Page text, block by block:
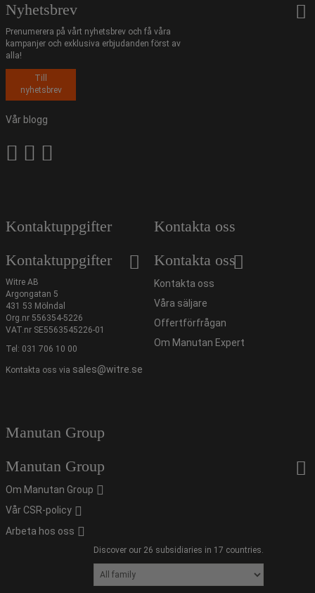
Nyhetsbrev
Prenumerera på vårt nyhetsbrev och få våra
kampanjer och exklusiva erbjudanden först av
alla!
Till
nyhetsbrev
Vår blogg
Kontaktuppgifter
Kontaktuppgifter
Witre AB
Argongatan 5
431 53 Mölndal
Org.nr 556354-5226
VAT.nr SE5563545226-01
Tel: 031 706 10 00
Kontakta oss via sales@witre.se
Kontakta oss
Kontakta oss
Kontakta oss
Våra säljare
Offertförfrågan
Om Manutan Expert
Manutan Group
Manutan Group
Om Manutan Group
Vår CSR-policy
Arbeta hos oss
Discover our 26 subsidiaries in 17 countries.